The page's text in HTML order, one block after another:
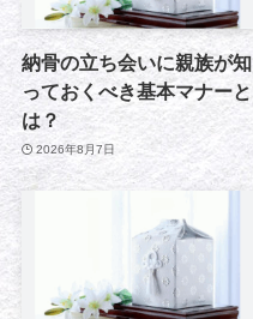
納骨の立ち会いに親族が知
っておくべき基本マナーと
は？
2026年8月7日